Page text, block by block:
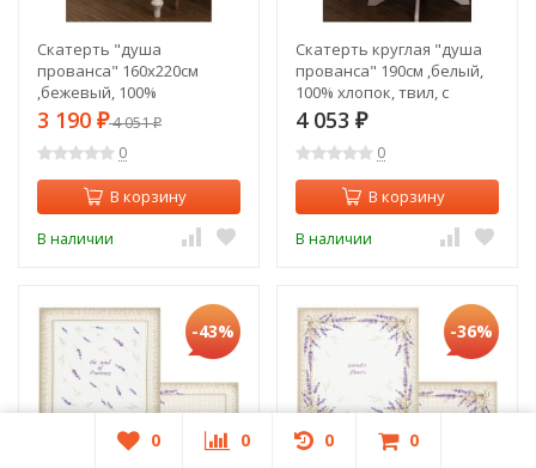
Скатерть "душа
прованса" 160х220см
,бежевый, 100%
хлопок,твил с пропиткой
Lefard (850-735-24)
3 190 ₽4 051₽
0
В корзину
В наличии
Скатерть круглая "душа
прованса" 190см ,белый,
100% хлопок, твил, с
пропиткой Lefard (850-735-
25)
4 053 ₽
0
В корзину
В наличии
-43% -36%
0 0 0 0